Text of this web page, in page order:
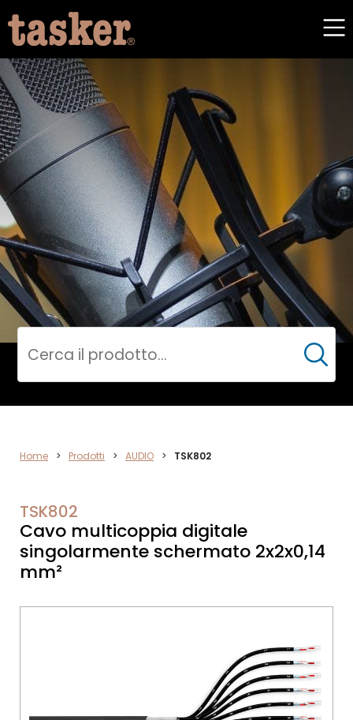
AUDIO
Cerca
Home > Prodotti > AUDIO > TSK802
TSK802
Cavo multicoppia digitale
singolarmente schermato 2x2x0,14
mm²